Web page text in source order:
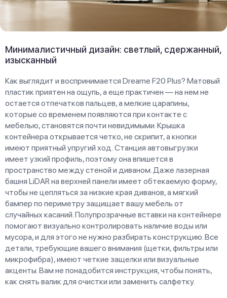
Минималистичный дизайн: светлый, сдержанный,
изысканный
Как выглядит и воспринимается Dreame F20 Plus? Матовый
пластик приятен на ощупь, а еще практичен — на нем не
остается отпечатков пальцев, а мелкие царапины,
которые со временем появляются при контакте с
мебелью, становятся почти невидимыми. Крышка
контейнера открывается четко, не скрипит, а кнопки
имеют приятный упругий ход. Станция автовыгрузки
имеет узкий профиль, поэтому она впишется в
пространство между стеной и диваном. Даже лазерная
башня LiDAR на верхней панели имеет обтекаемую форму,
чтобы не цепляться за низкие края диванов, а мягкий
бампер по периметру защищает вашу мебель от
случайных касаний. Полупрозрачные вставки на контейнере
помогают визуально контролировать наличие воды или
мусора, и для этого не нужно разбирать конструкцию. Все
детали, требующие вашего внимания (щетки, фильтры или
микрофибра), имеют четкие защелки или визуальные
акценты. Вам не понадобится инструкция, чтобы понять,
как снять валик для очистки или заменить салфетку.